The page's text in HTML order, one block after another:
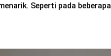
Seperti pada beberapa